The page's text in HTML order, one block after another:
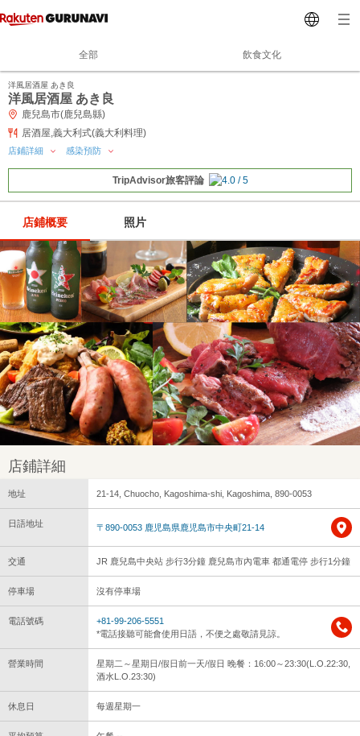
全部 飲食文化
洋風居酒屋 あき良
洋風居酒屋 あき良
鹿兒島市(鹿兒島縣)
居酒屋,義大利式(義大利料理)
店鋪詳細 感染預防
TripAdvisor旅客評論
店鋪概要 照片
店鋪詳細
地址 21-14, Chuocho, Kagoshima-shi, Kagoshima, 890-0053
日語地址 〒890-0053 鹿児島県鹿児島市中央町21-14
交通 JR 鹿兒島中央站 步行3分鐘 鹿兒島市內電車 都通電停 步行1分鐘
停車場 沒有停車場
電話號碼
+81-99-206-5551
*電話接聽可能會使用日語，不便之處敬請見諒。
營業時間
星期二～星期日/假日前一天/假日 晚餐：16:00～23:30(L.O.22:30,
酒水L.O.23:30)
休息日 每週星期一